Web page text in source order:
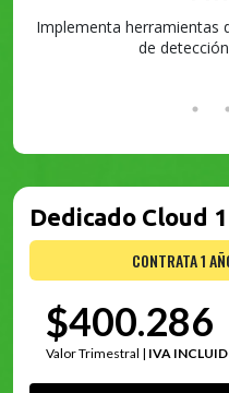
sistemas
Dedicado Cloud 1
CONTRATA 1
$400.286
Valor Trimestral | IVA